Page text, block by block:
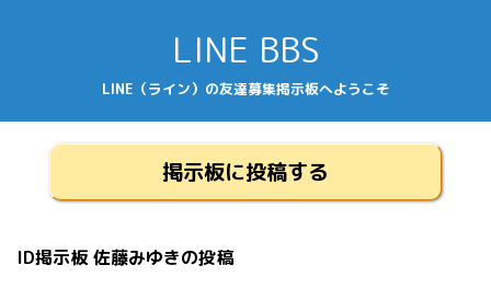
LINE BBS
LINE（ライン）の友達募集掲示板へようこそ
掲示板に投稿する
ID掲示板 佐藤みゆきの投稿